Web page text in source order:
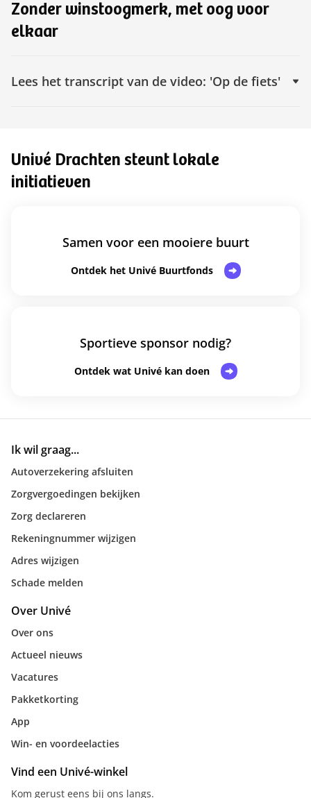
Zonder winstoogmerk, met oog voor
elkaar
Lees het trans‌c‌r‌i‌p‌t van de video: 'Op de fiets'
Univé Drachten steunt lokale
initiatieven
Samen voor een mooiere buurt
Ontdek het Univé Buurtfonds
Sportieve sponsor nodig?
Ontdek wat Univé kan doen
Ik wil graag...
Autoverzekering afsluiten
Zorgvergoedingen bekijken
Zorg declareren
Rekeningnummer wijzigen
Adres wijzigen
Schade melden
Over Univé
Over ons
Actueel nieuws
Vacatures
Pakketkorting
App
Win- en voordeelacties
Vind een Univé-winkel
Kom gerust eens bij ons langs.